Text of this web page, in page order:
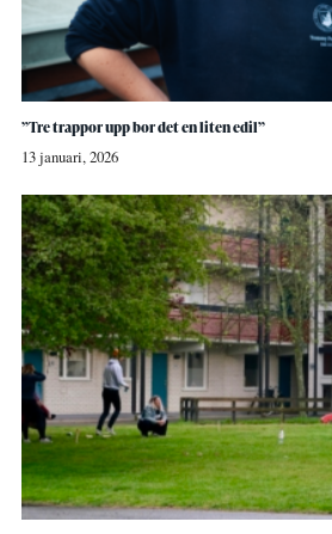
”Tre trappor upp bor det en liten edil”
13 januari, 2026